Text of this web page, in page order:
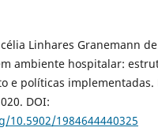
Linhares Granemann
ambiente hospitalar:
e políticas implementadas.
DOI:
1984644440325